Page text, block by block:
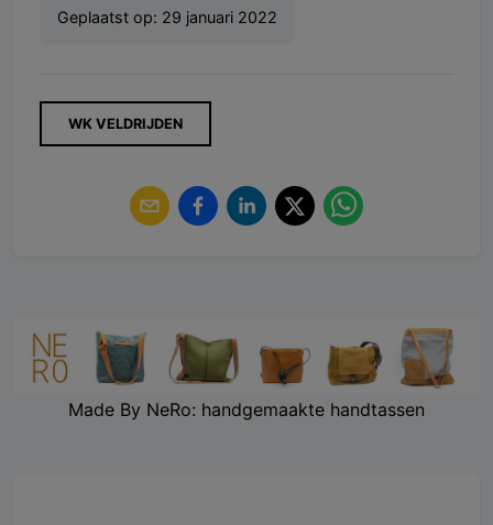
Geplaatst op: 29 januari 2022
WK VELDRIJDEN
Made By NeRo: handgemaakte handtassen